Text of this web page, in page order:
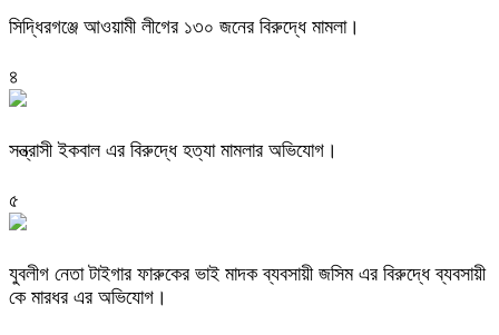
সিদ্ধিরগঞ্জে আওয়ামী লীগের ১৩০ জনের বিরুদ্ধে মামলা।
৪
সন্ত্রাসী ইকবাল এর বিরুদ্ধে হত্যা মামলার অভিযোগ।
৫
যুবলীগ নেতা টাইগার ফারুকের ভাই মাদক ব্যবসায়ী জসিম এর বিরুদ্ধে ব্যবসায়ী
কে মারধর এর অভিযোগ।